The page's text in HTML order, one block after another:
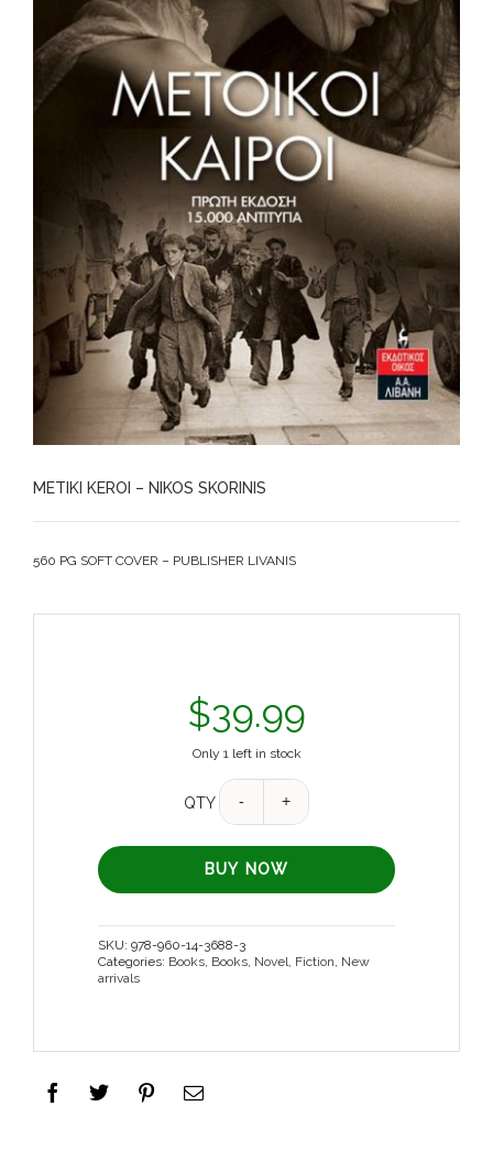
METIKI KEROI – NIKOS SKORINIS
560 PG SOFT COVER – PUBLISHER LIVANIS
$39.99
Only 1 left in stock
QTY
BUY NOW
SKU:978-960-14-3688-3
Categories: Books, Books, Novel, Fiction, New
arrivals